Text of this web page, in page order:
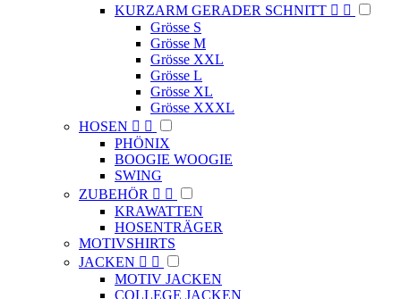
KURZARM GERADER SCHNITT  
Grösse S
Grösse M
Grösse XXL
Grösse L
Grösse XL
Grösse XXXL
HOSEN  
PHÖNIX
BOOGIE WOOGIE
SWING
ZUBEHÖR  
KRAWATTEN
HOSENTRÄGER
MOTIVSHIRTS
JACKEN  
MOTIV JACKEN
COLLEGE JACKEN